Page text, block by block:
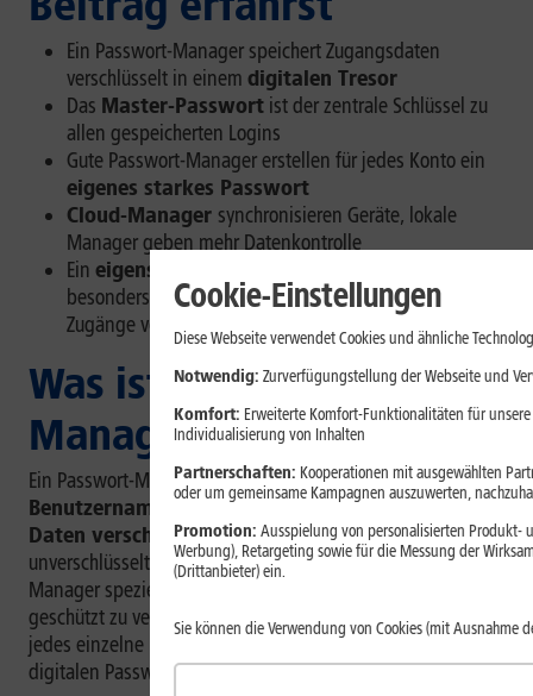
Ein Passwort-Manager speichert Zugangsdaten
verschlüsselt in einem digitalen Tresor
Das Master-Passwort ist der zentrale Schlüssel zu
allen gespeicherten Logins
Gute Passwort-Manager erstellen für jedes Konto ein
eigenes starkes Passwort
Cloud-Manager synchronisieren Geräte, lokale
Manager geben mehr Datenkontrolle
Ein eigenständiger Passwort-Manager
besonders, wenn Du viele Online-Konten oder sensible
Zugänge verwaltest.
Was ist ein Passwort-
Manager?
Ein Passwort-Manager ist eine Software, die
Benutzernamen, Passwörter und weitere Login-
Daten verschlüsselt speichert. Im Unterschied zu
unverschlüsselten Notizen oder Tabellen sind Passwort-
Manager speziell darauf ausgelegt, Zugangsdaten
geschützt zu verwalten. Du musst Dir dadurch nicht mehr
jedes einzelne Passwort merken, sondern öffnest Deinen
digitalen Passwort-Tresor mit einem Master-Passwort.[1]
Cookie-Einstellungen
Diese Webseite verwendet Cookies und ähnliche
Notwendig: Zurverfügungstellung der Webseite und
Komfort: Erweiterte Komfort-Funktionalitäten für
Individualisierung von Inhalten
Partnerschaften: Kooperationen mit ausgewählten
oder um gemeinsame Kampagnen auszuwerten,
Promotion: Ausspielung von personalisierten Produkt-
Werbung), Retargeting sowie für die Messung der
(Drittanbieter) ein.
Sie können die Verwendung von Cookies (mit Ausnahme